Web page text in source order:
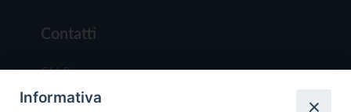
Contatti
Chi Siamo
Redazione
Informativa